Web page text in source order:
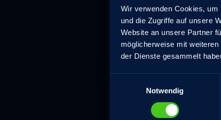
Wir verwenden Cookies,
und die Zugriffe auf unsere
Website an unsere Partner
möglicherweise mit
der Dienste gesammelt
Notwendig